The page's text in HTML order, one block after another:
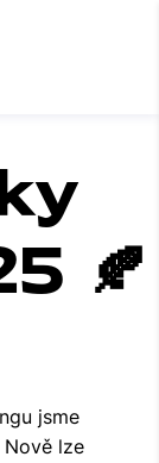
🍂
jsme
lze